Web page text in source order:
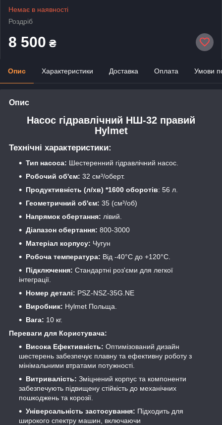
Немає в наявності
Роздріб
8 500 ₴
Опис Характеристики Доставка Оплата Умови
Опис
Насос гідравлічний НШ-32 правий
Hylmet
Технічні характеристики:
Тип насоса: Шестеренний гідравлічний насос.
Робочий об'єм: 32 см³/оберт.
Продуктивність (л/хв) *1600 оборотів: 56 л.
Геометричний об'єм: 35 (см³/об)
Напрямок обертання: лівий.
Діапазон обертання: 800-3000
Матеріал корпусу: Чугун
Робоча температура: Від -40°С до +120°С.
Підключення: Стандартні роз'єми для легкої
інтеграції.
Номер деталі: PSZ-NSZ-35G.NE
Виробник: Hylmet Польща.
Вага: 10 кг.
Переваги для Користувача:
Висока Ефективність: Оптимізований дизайн
шестерень забезпечує плавну та ефективну роботу з
мінімальними втратами потужності.
Витривалість: Зміцнений корпус та компоненти
забезпечують підвищену стійкість до механічних
пошкоджень та корозії.
Універсальність застосування: Підходить для
широкого спектру машин, включаючи